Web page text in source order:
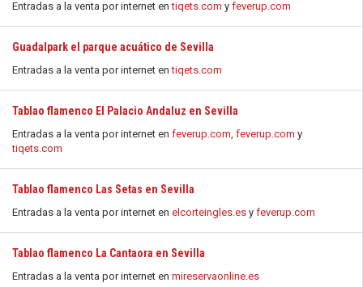
Entradas a la venta por internet entiqets.com y feverup.com
Guadalpark el parque acuático de Sevilla
Entradas a la venta por internet entiqets.com
Tablao flamenco El Palacio Andaluz en Sevilla
Entradas a la venta por internet en feverup.com, feverup.com y
tiqets.com
Tablao flamenco Las Setas en Sevilla
Entradas a la venta por internet en elcorteingles.es y feverup.com
Tablao flamenco La Cantaora en Sevilla
Entradas a la venta por internet en mireservaonline.es